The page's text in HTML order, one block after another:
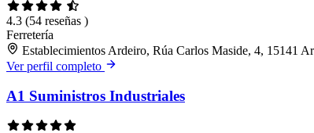
4.3 (54 reseñas )
Ferretería
Establecimientos Ardeiro, Rúa Carlos Maside, 4, 15141
Ver perfil completo
A1 Suministros Industriales